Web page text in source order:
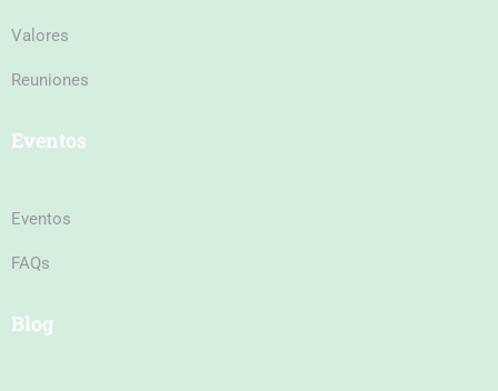
Valores
Reuniones
Eventos
Eventos
FAQs
Blog